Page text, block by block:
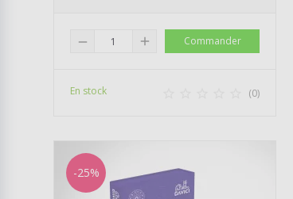
remove add Commander
En stock (0)
-25%